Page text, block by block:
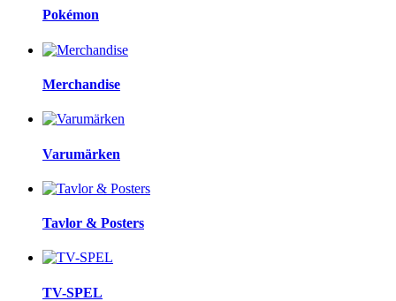
Pokémon
Merchandise
Varumärken
Tavlor & Posters
TV-SPEL